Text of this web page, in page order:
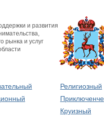
и развития
рынка и услуг
Религиозный
Круизный